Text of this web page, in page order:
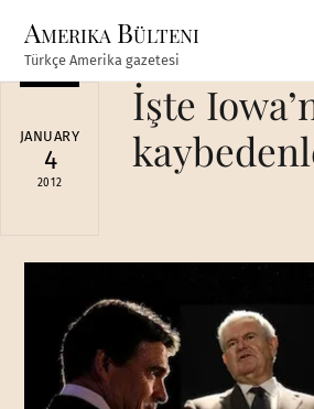
content
Amerika Bülteni
Türkçe Amerika gazetesi
JANUARY
4
2012
İşte